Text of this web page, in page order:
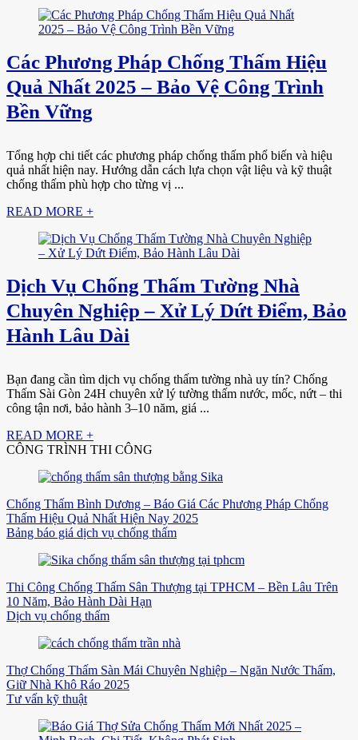
Các Phương Pháp Chống Thấm Hiệu
Quả Nhất 2025 – Bảo Vệ Công Trình
Bền Vững
Tổng hợp chi tiết các phương pháp chống thấm phổ biến và hiệu
quả nhất hiện nay. Hướng dẫn cách lựa chọn vật liệu và kỹ thuật
chống thấm phù hợp cho từng vị ...
READ MORE +
Dịch Vụ Chống Thấm Tường Nhà
Chuyên Nghiệp – Xử Lý Dứt Điểm, Bảo
Hành Lâu Dài
Bạn đang cần tìm dịch vụ chống thấm tường nhà uy tín? Chống
Thấm Sài Gòn 24H chuyên xử lý tường thấm nước, mốc, nứt – thi
công tận nơi, bảo hành 3–10 năm, giá ...
READ MORE +
CÔNG TRÌNH THI CÔNG
Chống Thấm Bình Dương – Báo Giá Các Phương Pháp Chống
Thấm Hiệu Quả Nhất Hiện Nay 2025
Bảng báo giá dịch vụ chống thấm
Thi Công Chống Thấm Sân Thượng tại TPHCM – Bền Lâu Trên
10 Năm, Bảo Hành Dài Hạn
Dịch vụ chống thấm
Thợ Chống Thấm Sàn Mái Chuyên Nghiệp – Ngăn Nước Thấm,
Giữ Nhà Khô Ráo 2025
Tư vấn kỹ thuật